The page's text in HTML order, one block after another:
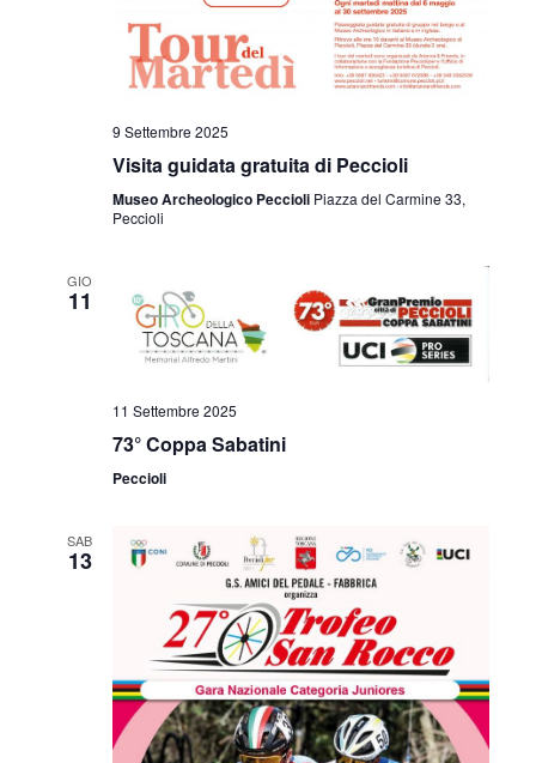
9 Settembre 2025
Visita guidata gratuita di Peccioli
Museo Archeologico Peccioli Piazza del Carmine 33,
Peccioli
GIO
11
11 Settembre 2025
73° Coppa Sabatini
Peccioli
SAB
13